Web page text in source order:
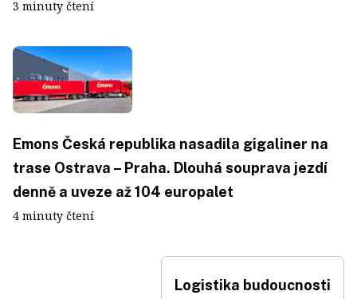
3 minuty čtení
Emons Česká republika nasadila gigaliner na
trase Ostrava – Praha. Dlouhá souprava jezdí
denně a uveze až 104 europalet
4 minuty čtení
Logistika budoucnosti